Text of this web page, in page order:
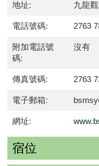
地址: 九龍
電話號碼: 2763
附加電話號
碼:
沒有
傳真號碼: 2763
電子郵箱:
網址:
宿位